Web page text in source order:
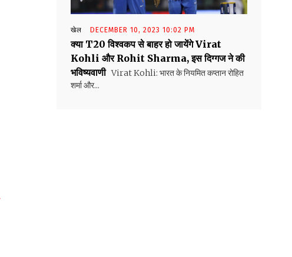
खेल DECEMBER 10, 2023 10:02 PM
क्या T20 विश्वकप से बाहर हो जायेंगे Virat
Kohli और Rohit Sharma, इस दिग्गज ने की
भविष्यवाणी Virat Kohli: भारत के नियमित कप्तान रोहित
शर्मा और...